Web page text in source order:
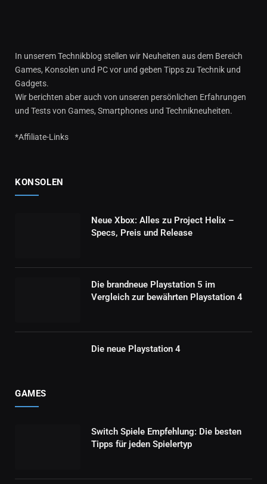
In unserem Technikblog stellen wir Neuheiten aus dem Bereich
Games, Konsolen und PC vor und geben Tipps zu Technik und
Gadgets.
Wir berichten aber auch von unseren persönlichen Erfahrungen
und Tests von Games, Smartphones und Technikneuheiten.
*Affiliate-Links
KONSOLEN
Neue Xbox: Alles zu Project Helix –
Specs, Preis und Release
Die brandneue Playstation 5 im
Vergleich zur bewährten Playstation 4
Die neue Playstation 4
GAMES
Switch Spiele Empfehlung: Die besten
Tipps für jeden Spielertyp